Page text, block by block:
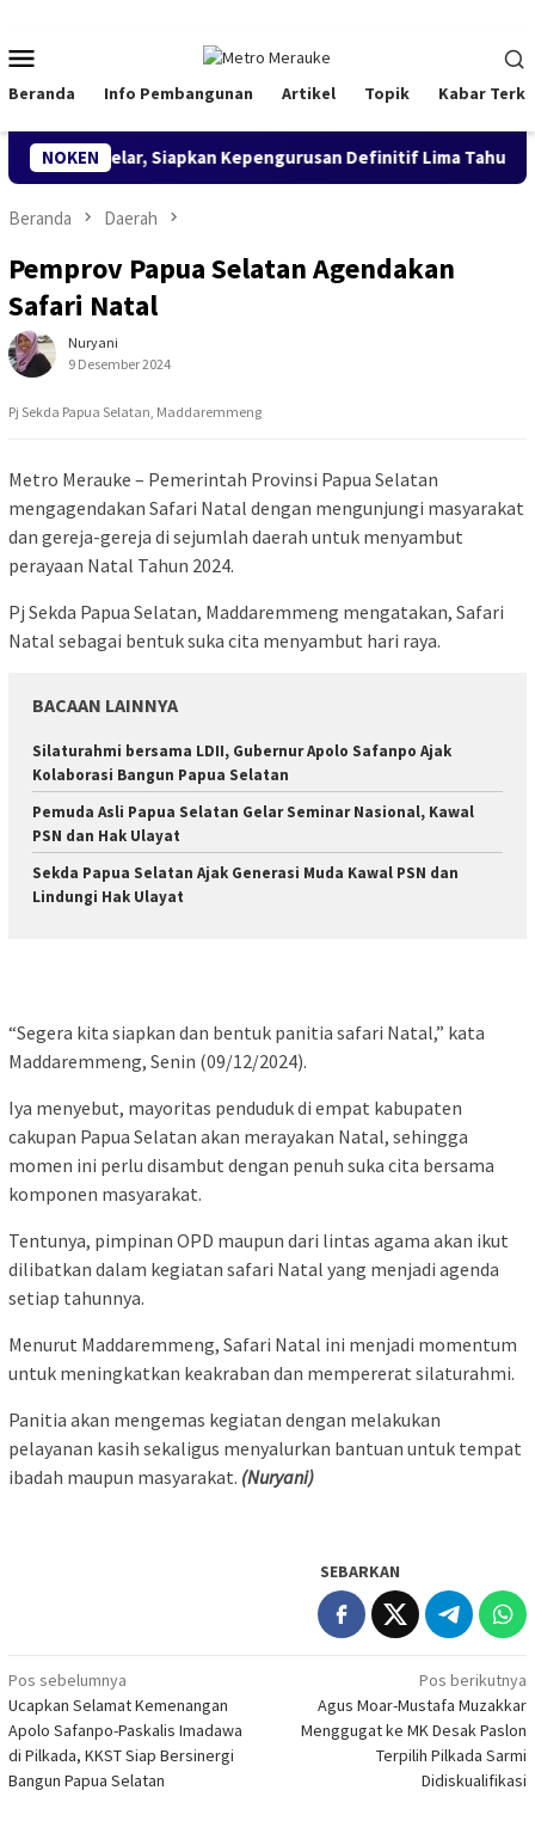
konten
Mobile
Beranda Info Pembangunan Artikel Topik Kabar
NOKEN
Digelar, Siapkan Kepengurusan Definitif Lima Tahun Ke
Beranda Daerah
Pemprov Papua Selatan Agendakan
Safari Natal
Nuryani
9 Desember 2024
Pj Sekda Papua Selatan, Maddaremmeng
Metro Merauke – Pemerintah Provinsi Papua Selatan
mengagendakan Safari Natal dengan mengunjungi masyarakat
dan gereja-gereja di sejumlah daerah untuk menyambut
perayaan Natal Tahun 2024.
Pj Sekda Papua Selatan, Maddaremmeng mengatakan, Safari
Natal sebagai bentuk suka cita menyambut hari raya.
BACAAN LAINNYA
Silaturahmi bersama LDII, Gubernur Apolo Safanpo Ajak
Kolaborasi Bangun Papua Selatan
Pemuda Asli Papua Selatan Gelar Seminar Nasional, Kawal
PSN dan Hak Ulayat
Sekda Papua Selatan Ajak Generasi Muda Kawal PSN dan
Lindungi Hak Ulayat
“Segera kita siapkan dan bentuk panitia safari Natal,” kata
Maddaremmeng, Senin (09/12/2024).
Iya menyebut, mayoritas penduduk di empat kabupaten
cakupan Papua Selatan akan merayakan Natal, sehingga
momen ini perlu disambut dengan penuh suka cita bersama
komponen masyarakat.
Tentunya, pimpinan OPD maupun dari lintas agama akan ikut
dilibatkan dalam kegiatan safari Natal yang menjadi agenda
setiap tahunnya.
Menurut Maddaremmeng, Safari Natal ini menjadi momentum
untuk meningkatkan keakraban dan mempererat silaturahmi.
Panitia akan mengemas kegiatan dengan melakukan
pelayanan kasih sekaligus menyalurkan bantuan untuk tempat
ibadah maupun masyarakat. (Nuryani)
SEBARKAN
Navigasi
pos
Pos sebelumnya
Ucapkan Selamat Kemenangan
Apolo Safanpo-Paskalis Imadawa
di Pilkada, KKST Siap Bersinergi
Bangun Papua Selatan
Pos berikutnya
Agus Moar-Mustafa Muzakkar
Menggugat ke MK Desak Paslon
Terpilih Pilkada Sarmi
Didiskualifikasi